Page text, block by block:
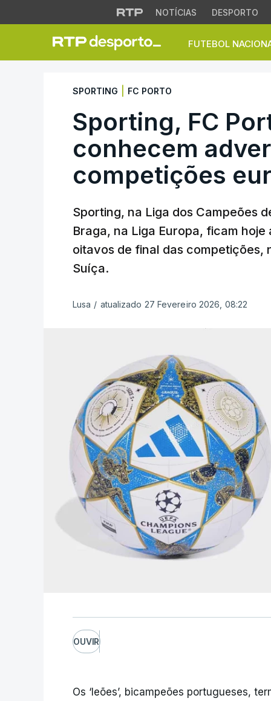
NOTÍCIAS DESPORTO
FUTEBOL
Sporting, FC
SPORTING FC PORTO
Sporting, FC
conhecem
competições
Sporting, na Liga dos Campeões
Braga, na Liga Europa, ficam
oitavos de final das competições,
Suíça.
Lusa / atualizado 27 Fevereiro 2026, 08:22
OUVIR
Os ‘leões’, bicampeões portugueses,